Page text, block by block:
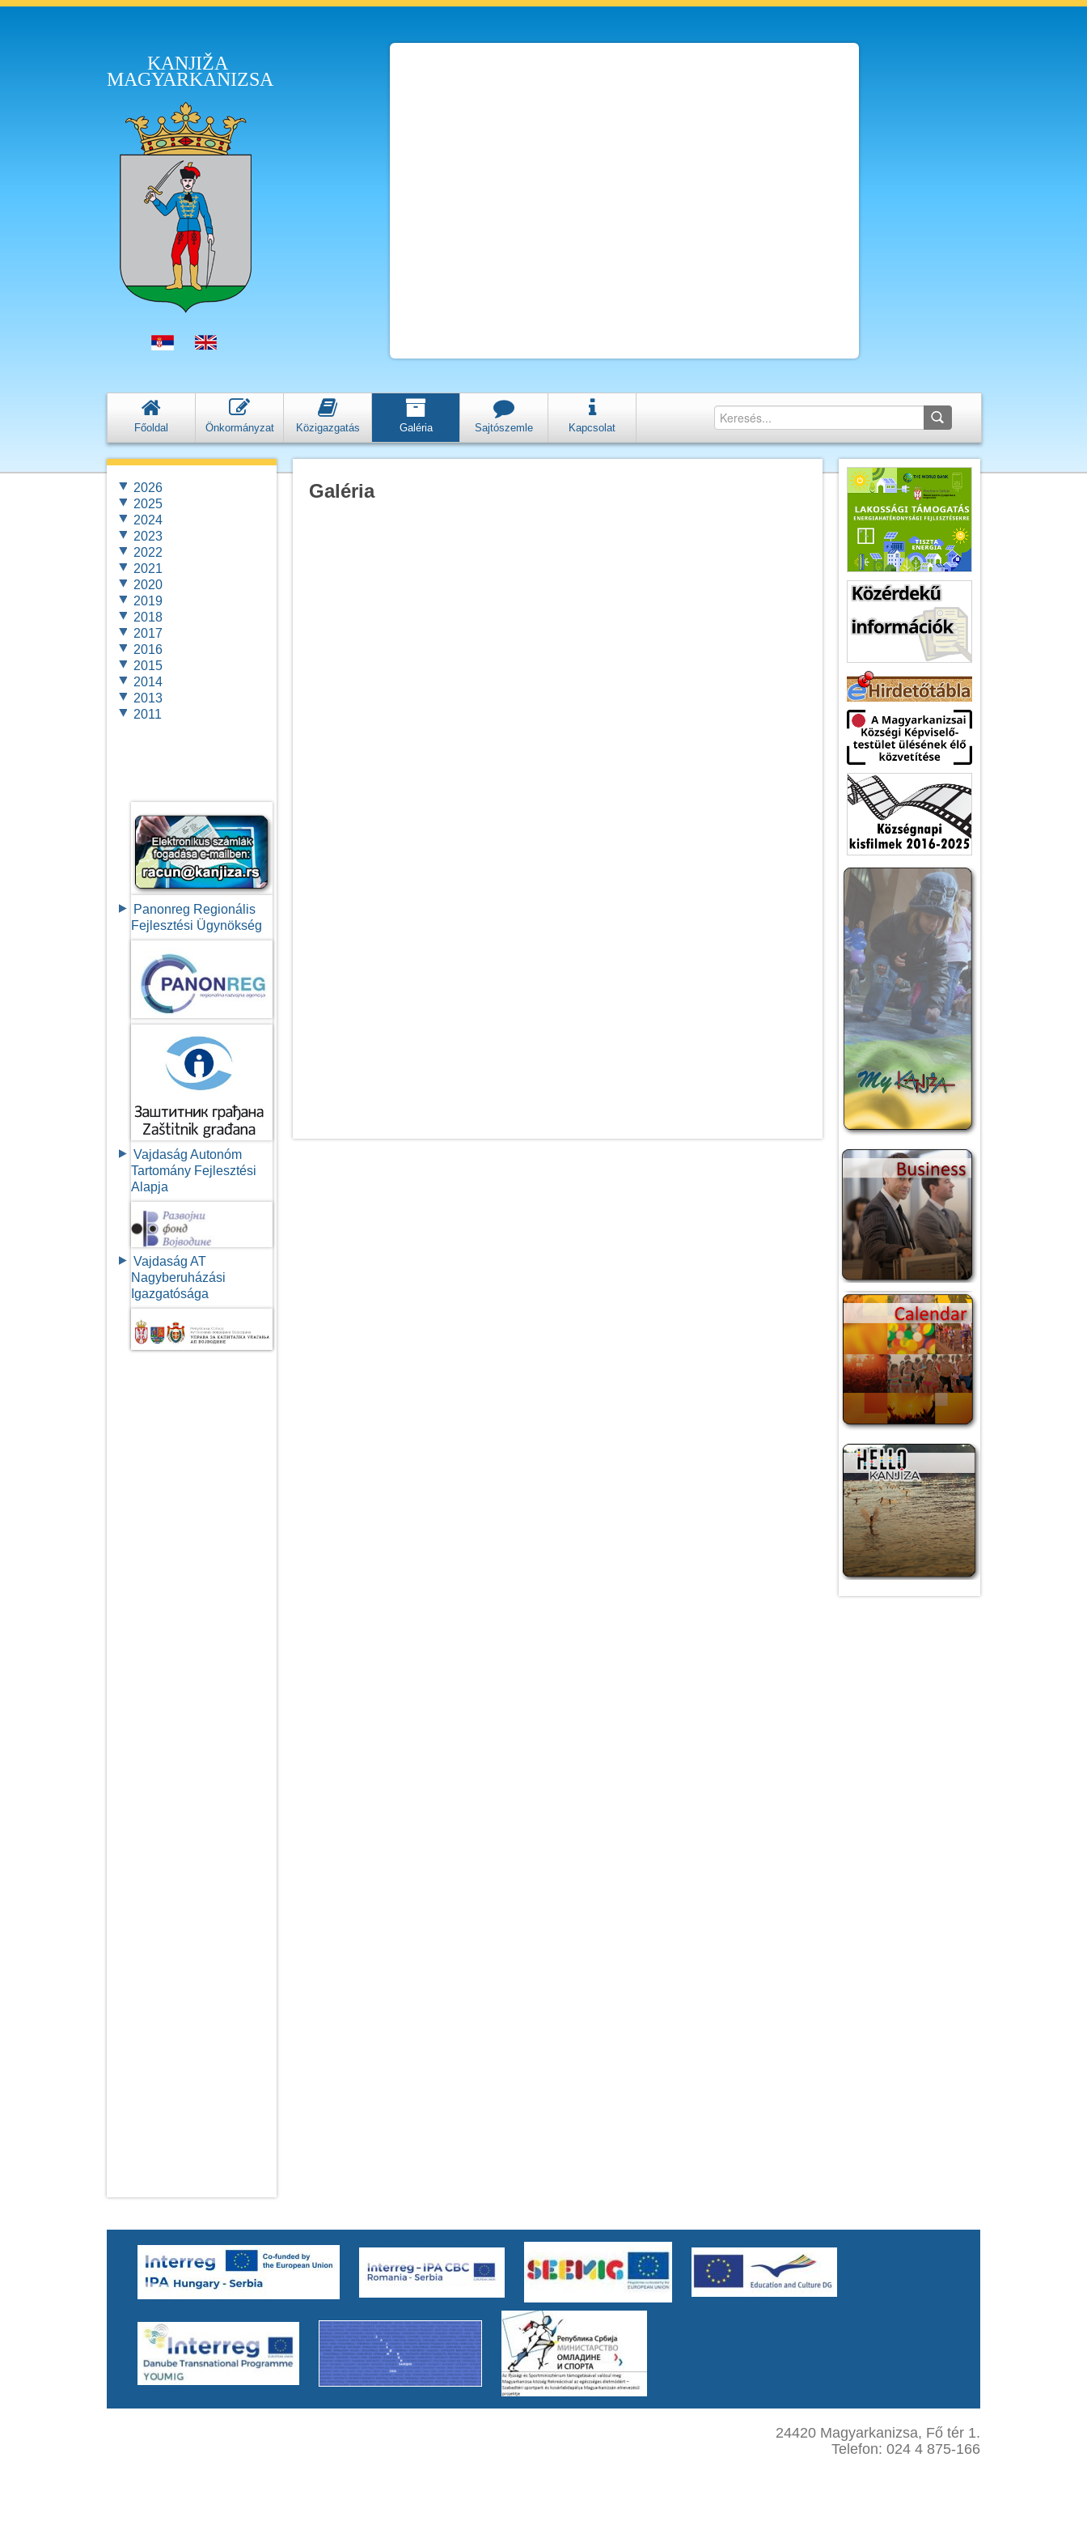
KANJIŽA
MAGYARKANIZSA
Főoldal Önkormányzat Közigazgatás Galéria Sajtószemle Kapcsolat
2026
2025
2024
2023
2022
2021
2020
2019
2018
2017
2016
2015
2014
2013
2011
Panonreg Regionális
Fejlesztési Ügynökség
Vajdaság Autonóm
Tartomány Fejlesztési
Alapja
Vajdaság AT
Nagyberuházási
Igazgatósága
Galéria
24420 Magyarkanizsa, Fő tér 1.
Telefon: 024 4 875-166